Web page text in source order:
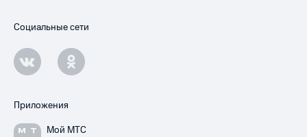
Социальные сети
Приложения
Мой МТС